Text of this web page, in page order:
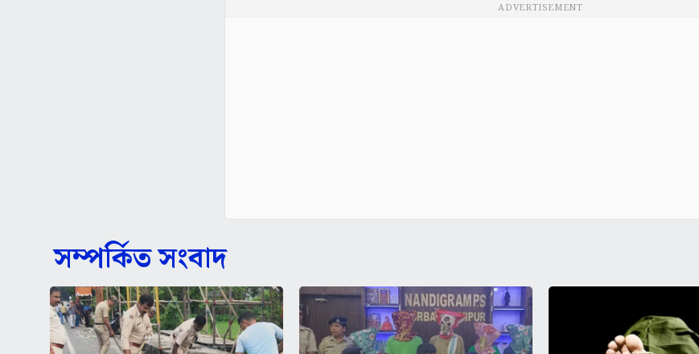
ADVERTISEMENT
সম্পর্কিত সংবাদ